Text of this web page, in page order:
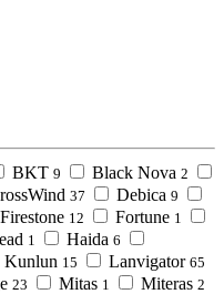
BKT 9 Black Nova 2
37 Debica 9
Firestone 12 Fortune 1
1 Haida 6
Kunlun 15 Lanvigator 65
23 Mitas 1 Miteras 2